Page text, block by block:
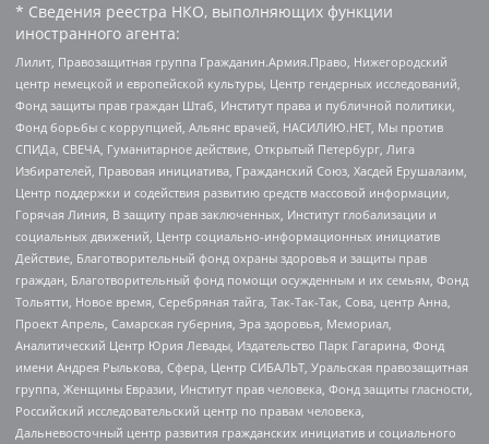
* Сведения реестра НКО, выполняющих функции
иностранного агента:
Лилит, Правозащитная группа Гражданин.Армия.Право, Нижегородский
центр немецкой и европейской культуры, Центр гендерных исследований,
Фонд защиты прав граждан Штаб, Институт права и публичной политики,
Фонд борьбы с коррупцией, Альянс врачей, НАСИЛИЮ.НЕТ, Мы против
СПИДа, СВЕЧА, Гуманитарное действие, Открытый Петербург, Лига
Избирателей, Правовая инициатива, Гражданский Союз, Хасдей Ерушалаим,
Центр поддержки и содействия развитию средств массовой информации,
Горячая Линия, В защиту прав заключенных, Институт глобализации и
социальных движений, Центр социально-информационных инициатив
Действие, Благотворительный фонд охраны здоровья и защиты прав
граждан, Благотворительный фонд помощи осужденным и их семьям, Фонд
Тольятти, Новое время, Серебряная тайга, Так-Так-Так, Сова, центр Анна,
Проект Апрель, Самарская губерния, Эра здоровья, Мемориал,
Аналитический Центр Юрия Левады, Издательство Парк Гагарина, Фонд
имени Андрея Рылькова, Сфера, Центр СИБАЛЬТ, Уральская правозащитная
группа, Женщины Евразии, Институт прав человека, Фонд защиты гласности,
Российский исследовательский центр по правам человека,
Дальневосточный центр развития гражданских инициатив и социального